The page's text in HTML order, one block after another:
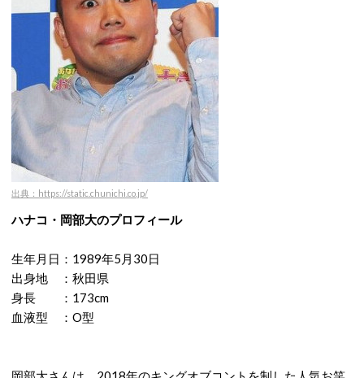
出典：https://static.chunichi.co.jp/
ハナコ・岡部大のプロフィール
生年月日：1989年5月30日
出身地 ：秋田県
身長 ：173cm
血液型 ：O型